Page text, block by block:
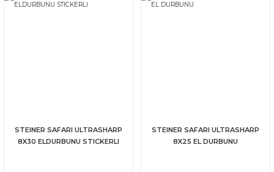
STEINER SAFARI ULTRASHARP
8X30 ELDURBUNU STICKERLI
STEINER SAFARI ULTRASHARP
8X25 EL DURBUNU